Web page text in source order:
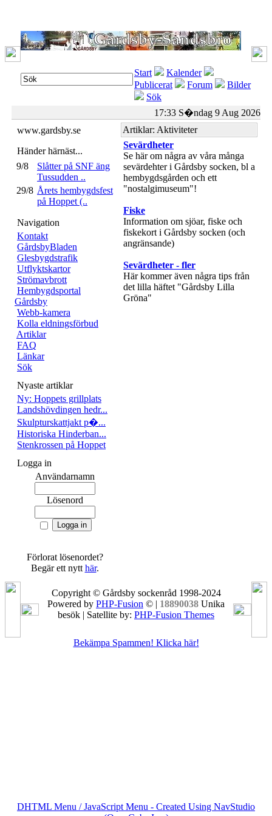
Start
Kalender
Publicerat
Forum
Bilder
Sök
17:33 S�ndag 9 Aug 2026
www.gardsby.se
Händer härnäst...
9/8
Slåtter på SNF äng
Tussudden ..
29/8 Årets hembygdsfest
på Hoppet (..
Navigation
Kontakt
GårdsbyBladen
Glesbygdstrafik
Utflyktskartor
Strömavbrott
Hembygdsportal
Gårdsby
Webb-kamera
Kolla eldningsförbud
Artiklar
FAQ
Länkar
Sök
Nyaste artiklar
Ny: Hoppets grillplats
Landshövdingen hedr...
Skulpturskattjakt p�...
Historiska Hinderban...
Stenkrossen på Hoppet
Logga in
Användarnamn
Lösenord
Förlorat lösenordet?
Begär ett nytt här.
Artiklar: Aktiviteter
Sevärdheter
Se här om några av våra många
sevärdehter i Gårdsby socken, bl a
hembygdsgården och ett
"nostalgimuseum"!
Fiske
Information om sjöar, fiske och
fiskekort i Gårdsby socken (och
angränsande)
Sevärdheter - fler
Här kommer även några tips från
det lilla häftet "Gårdsby Lilla
Gröna"
Copyright © Gårdsby sockenråd 1998-2024
Powered by PHP-Fusion © | 18890038 Unika
besök | Satellite by: PHP-Fusion Themes
Bekämpa Spammen! Klicka här!
DHTML Menu / JavaScript Menu - Created Using NavStudio